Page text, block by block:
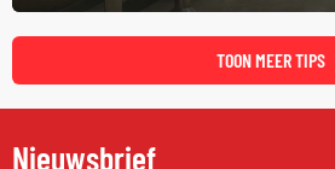
TOON MEER TIPS
Nieuwsbrief